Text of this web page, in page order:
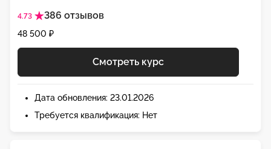
4.73 386 отзывов
48 500 ₽
Смотреть курс
Дата обновления: 23.01.2026
Требуется квалификация: Нет